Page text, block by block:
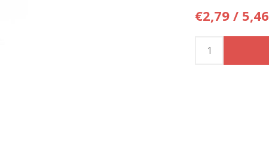
€2,79 /